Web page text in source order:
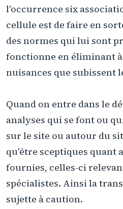
l'occurrence six
cellule est de faire en
des normes qui lui sont
fonctionne en éliminant
nuisances que subissent
Quand on entre dans le
analyses qui se font ou
sur le site ou autour du
qu'être sceptiques quant
fournies, celles-ci
spécialistes. Ainsi la
sujette à caution.